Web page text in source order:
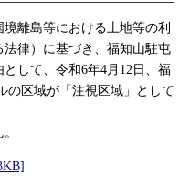
離島等における土地等の利
律）に基づき、福知山駐屯
して、令和6年4月12日、福
の区域が「注視区域」として